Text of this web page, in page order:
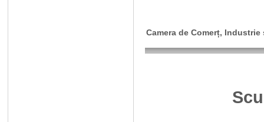
Camera de Comerț,